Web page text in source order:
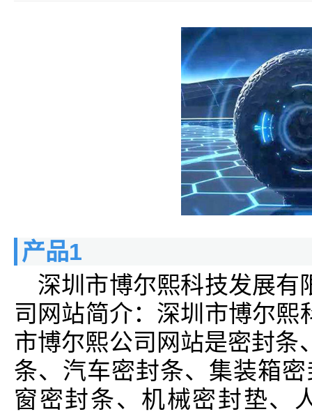
产品1
深圳市博尔熙科技发展有
司网站简介：深圳市博尔
市博尔熙公司网站是密封条
条、汽车密封条、集装箱
窗密封条、机械密封垫、